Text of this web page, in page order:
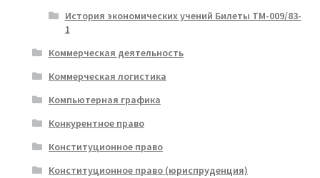
История экономических учений Билеты ТМ-009/83-
1
Коммерческая деятельность
Коммерческая логистика
Компьютерная графика
Конкурентное право
Конституционное право
Конституционное право (юриспруденция)